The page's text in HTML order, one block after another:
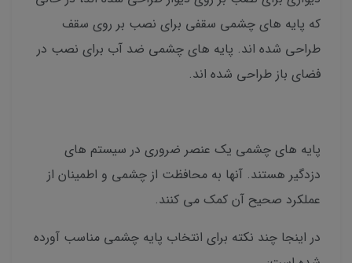
که پایه های چشمی سقفی برای نصب بر روی سقف
طراحی شده اند. پایه های چشمی ضد آب برای نصب در
فضای باز طراحی شده اند.
پایه های چشمی یک عنصر ضروری در سیستم های
دزدگیر هستند. آنها به محافظت از چشمی و اطمینان از
عملکرد صحیح آن کمک می کنند.
در اینجا چند نکته برای انتخاب پایه چشمی مناسب آورده